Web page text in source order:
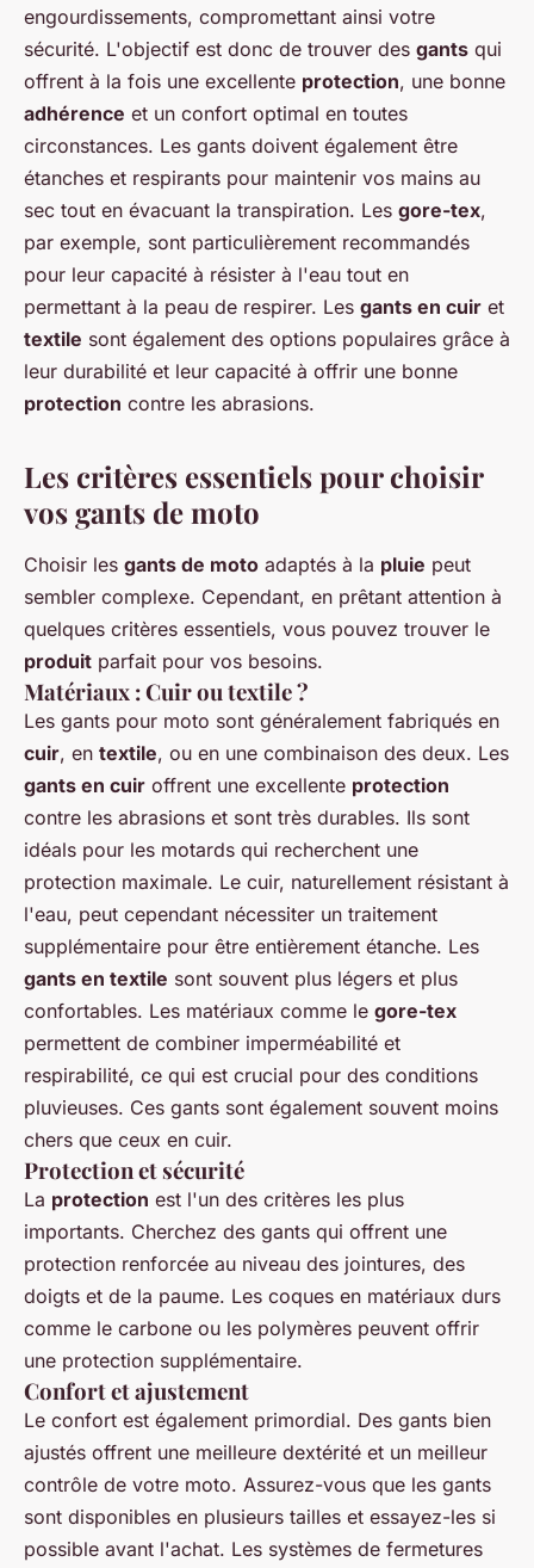
engourdissements, compromettant ainsi votre
sécurité. L'objectif est donc de trouver des gants qui
offrent à la fois une excellente protection, une bonne
adhérence et un confort optimal en toutes
circonstances. Les gants doivent également être
étanches et respirants pour maintenir vos mains au
sec tout en évacuant la transpiration. Les gore-tex,
par exemple, sont particulièrement recommandés
pour leur capacité à résister à l'eau tout en
permettant à la peau de respirer. Les gants en cuir et
textile sont également des options populaires grâce à
leur durabilité et leur capacité à offrir une bonne
protection contre les abrasions.
Les critères essentiels pour choisir
vos gants de moto
Choisir les gants de moto adaptés à la pluie peut
sembler complexe. Cependant, en prêtant attention à
quelques critères essentiels, vous pouvez trouver le
produit parfait pour vos besoins.
Matériaux : Cuir ou textile ?
Les gants pour moto sont généralement fabriqués en
cuir, en textile, ou en une combinaison des deux. Les
gants en cuir offrent une excellente protection
contre les abrasions et sont très durables. Ils sont
idéals pour les motards qui recherchent une
protection maximale. Le cuir, naturellement résistant à
l'eau, peut cependant nécessiter un traitement
supplémentaire pour être entièrement étanche. Les
gants en textile sont souvent plus légers et plus
confortables. Les matériaux comme le gore-tex
permettent de combiner imperméabilité et
respirabilité, ce qui est crucial pour des conditions
pluvieuses. Ces gants sont également souvent moins
chers que ceux en cuir.
Protection et sécurité
La protection est l'un des critères les plus
importants. Cherchez des gants qui offrent une
protection renforcée au niveau des jointures, des
doigts et de la paume. Les coques en matériaux durs
comme le carbone ou les polymères peuvent offrir
une protection supplémentaire.
Confort et ajustement
Le confort est également primordial. Des gants bien
ajustés offrent une meilleure dextérité et un meilleur
contrôle de votre moto. Assurez-vous que les gants
sont disponibles en plusieurs tailles et essayez-les si
possible avant l'achat. Les systèmes de fermetures